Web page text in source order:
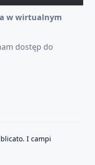
w wirtualnym
dostęp do
I campi